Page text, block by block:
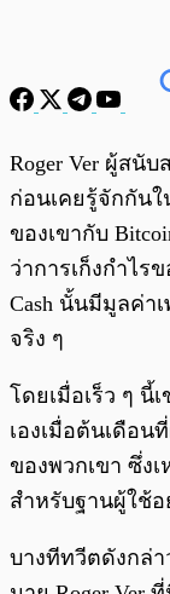
พร้อมเล่น
Roger Ver ผู้สนับ
ก่อนเคยรู้จักกันใ
ของเขากับ
ว่าการเก็งกำไร
Cash นั้นมีมูลค่า
จริง ๆ
โดยเมื่อเร็ว ๆ นี้
เองเมื่อต้นเดือ
ของพวกเขา ซึ่ง
สำหรับฐานผู้ใช้อ
บางทีทวีตดังกล่